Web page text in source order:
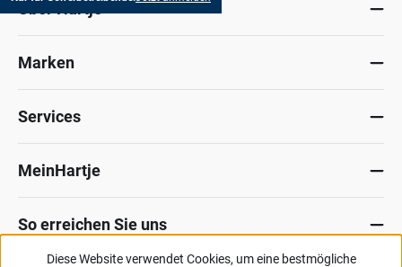
Marken
Services
MeinHartje
So erreichen Sie uns
Diese Website verwendet Cookies, um eine bestmögliche